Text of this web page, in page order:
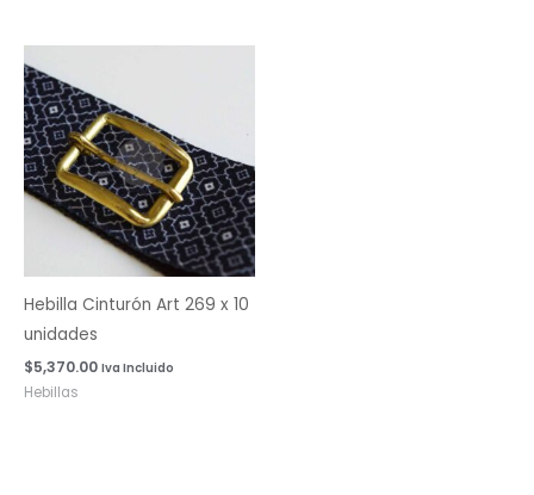
Hebilla Cinturón Art 269 x 10
unidades
$5,370.00 Iva Incluido
Hebillas